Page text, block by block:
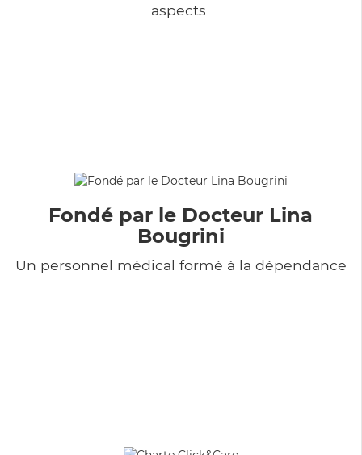
aspects
Fondé par le Docteur Lina
Bougrini
Un personnel médical formé à la dépendance